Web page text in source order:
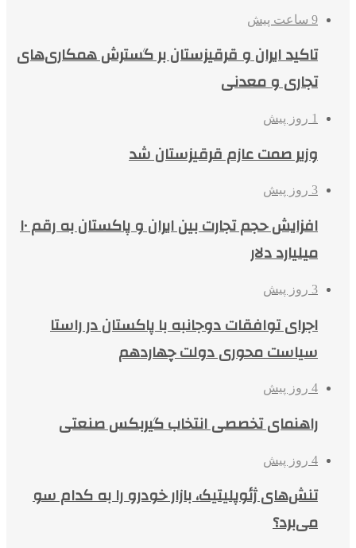
9 ساعت پیش
تاکید ایران و قرقیزستان بر گسترش همکاری‌های
تجاری و معدنی
1 روز پیش
وزیر صمت عازم قرقیزستان شد
3 روز پیش
افزایش حجم تجارت بین ایران و پاکستان به رقم ۱۰
میلیارد دلار
3 روز پیش
اجرای توافقات دوجانبه با پاکستان در راستا
سیاست محوری دولت چهاردهم
4 روز پیش
راهنمای تخصصی انتخاب گیربکس صنعتی
4 روز پیش
تنش‌های ژئوپلیتیک، بازار خودرو را به کدام سو
می‌برد؟